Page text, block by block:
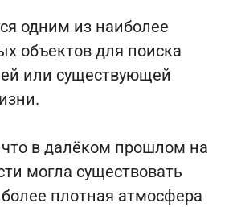
одним из наиболее
объектов для поиска
или существующей
в далёком прошлом на
могла существовать
плотная атмосфера